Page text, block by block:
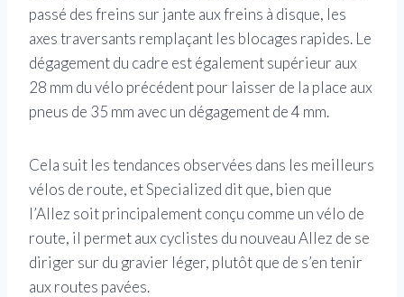
passé des freins sur jante aux freins à disque, les
axes traversants remplaçant les blocages rapides. Le
dégagement du cadre est également supérieur aux
28 mm du vélo précédent pour laisser de la place aux
pneus de 35 mm avec un dégagement de 4 mm.
Cela suit les tendances observées dans les meilleurs
vélos de route, et Specialized dit que, bien que
l’Allez soit principalement conçu comme un vélo de
route, il permet aux cyclistes du nouveau Allez de se
diriger sur du gravier léger, plutôt que de s’en tenir
aux routes pavées.